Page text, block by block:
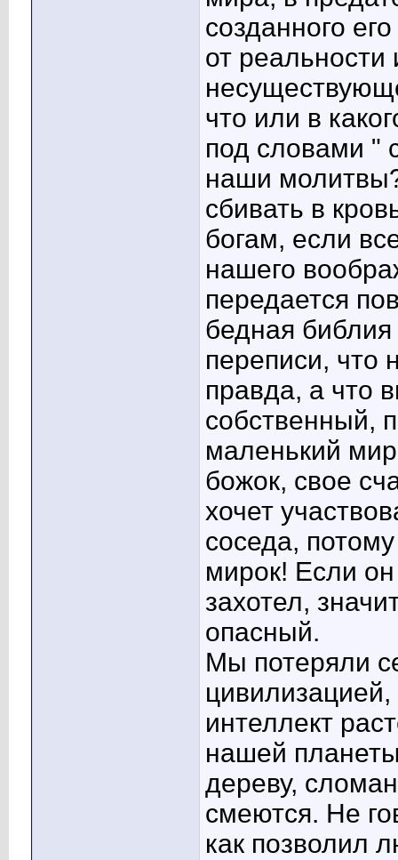
созданного
от
что или в
под словами "
наши
сбивать в
богам, если
нашего
передается
бедная библия
переписи, что
правда, а что
собственный,
маленький
божок, свое
хочет
соседа,
мирок! Если он
захотел,
опасный.
Мы потеряли
интеллект
нашей
дереву,
смеются. Не
как позволил